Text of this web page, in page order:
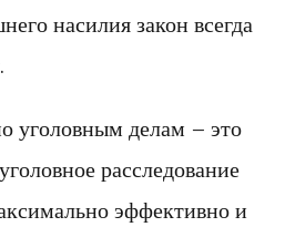
насилия закон всегда
уголовным делам – это
расследование
эффективно и